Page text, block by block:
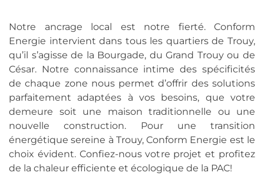
Notre ancrage local est notre fierté. Conform
Energie intervient dans tous les quartiers de Trouy,
qu’il s’agisse de la Bourgade, du Grand Trouy ou de
César. Notre connaissance intime des spécificités
de chaque zone nous permet d’offrir des solutions
parfaitement adaptées à vos besoins, que votre
demeure soit une maison traditionnelle ou une
nouvelle construction. Pour une transition
énergétique sereine à Trouy, Conform Energie est le
choix évident. Confiez-nous votre projet et profitez
de la chaleur efficiente et écologique de la PAC!